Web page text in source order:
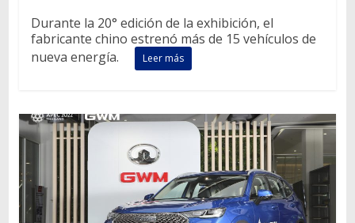
Durante la 20° edición de la exhibición, el
fabricante chino estrenó más de 15 vehículos de
nueva energía.
Leer más